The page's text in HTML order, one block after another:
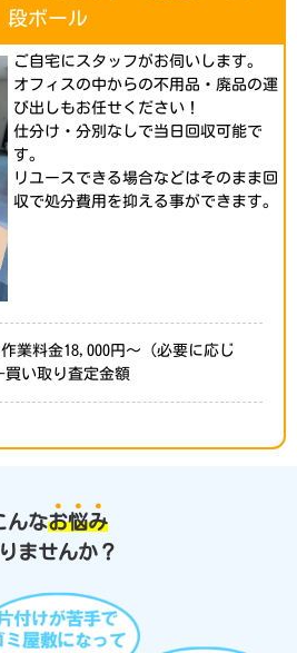
段ボール
ご自宅にスタッフがお伺いします。
オフィスの中からの不用品・廃品の運
び出しもお任せください！
仕分け・分別なしで当日回収可能で
す。
リユースできる場合などはそのまま回
収で処分費用を抑える事ができます。
業料金18,000円～（必要に応じ
買い取り査定金額
んなお悩み
ませんか？